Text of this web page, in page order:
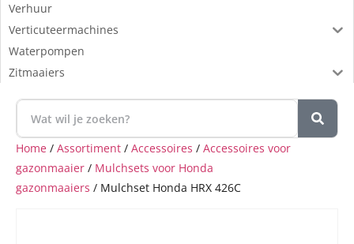
Verhuur
Verticuteermachines
Waterpompen
Zitmaaiers
Home / Assortiment / Accessoires / Accessoires voor
gazonmaaier / Mulchsets voor Honda
gazonmaaiers / Mulchset Honda HRX 426C